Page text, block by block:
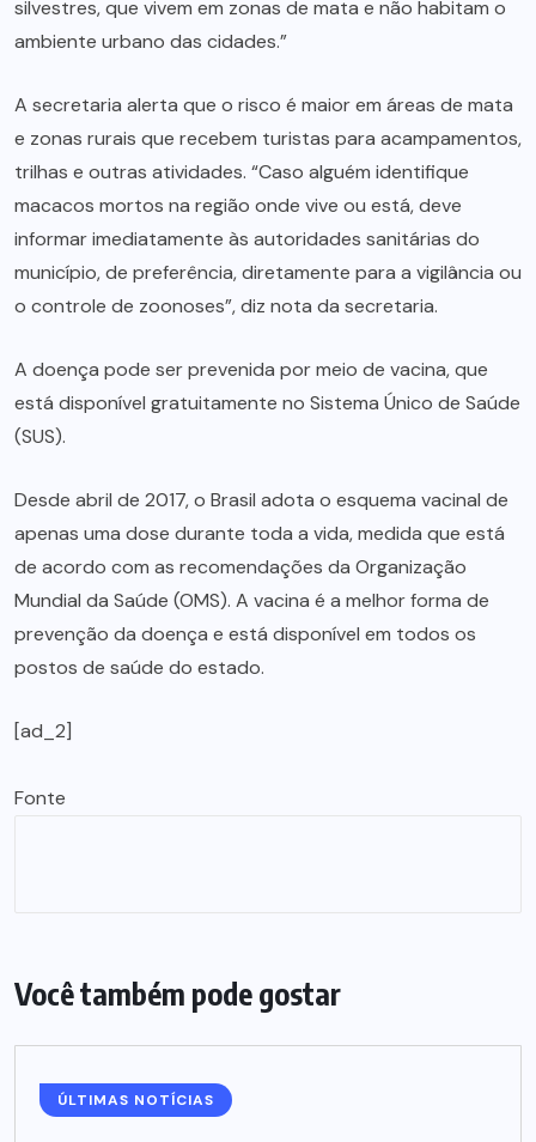
silvestres, que vivem em zonas de mata e não habitam o
ambiente urbano das cidades.”
A secretaria alerta que o risco é maior em áreas de mata
e zonas rurais que recebem turistas para acampamentos,
trilhas e outras atividades. “Caso alguém identifique
macacos mortos na região onde vive ou está, deve
informar imediatamente às autoridades sanitárias do
município, de preferência, diretamente para a vigilância ou
o controle de zoonoses”, diz nota da secretaria.
A doença pode ser prevenida por meio de vacina, que
está disponível gratuitamente no Sistema Único de Saúde
(SUS).
Desde abril de 2017, o Brasil adota o esquema vacinal de
apenas uma dose durante toda a vida, medida que está
de acordo com as recomendações da Organização
Mundial da Saúde (OMS). A vacina é a melhor forma de
prevenção da doença e está disponível em todos os
postos de saúde do estado.
[ad_2]
Fonte
Você também pode gostar
ÚLTIMAS NOTÍCIAS